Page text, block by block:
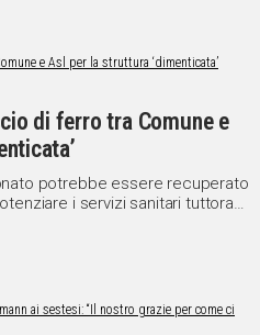
di ferro tra Comune e
potrebbe essere recuperato
i servizi sanitari tuttora